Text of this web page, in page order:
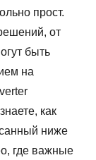
прост.
от
быть
на
как
ниже
где важные